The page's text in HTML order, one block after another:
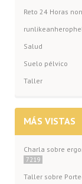
Reto 24 Horas
Salud
Suelo pélvico
Taller
MÁS VISTAS
Charla sobre
7219
Taller sobre